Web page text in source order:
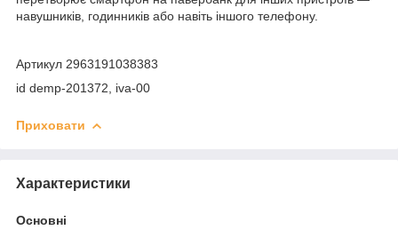
навушників, годинників або навіть іншого телефону.
Артикул 2963191038383
id demp-201372, iva-00
Приховати
Характеристики
Основні